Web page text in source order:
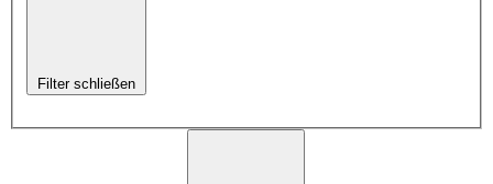
Filter schließen